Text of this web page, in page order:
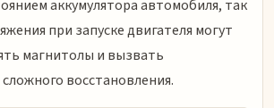
аккумулятора автомобиля, так
при запуске двигателя могут
магнитолы и вызвать
восстановления.